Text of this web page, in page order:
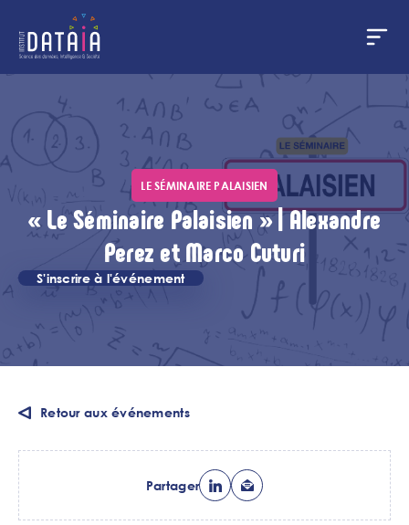
contenu
principal
LE SÉMINAIRE PALAISIEN
« Le Séminaire Palaisien » | Alexandre
Perez et Marco Cuturi
S'inscrire à l'événement
Retour aux événements
Partager
Panneau de gestion des cookies